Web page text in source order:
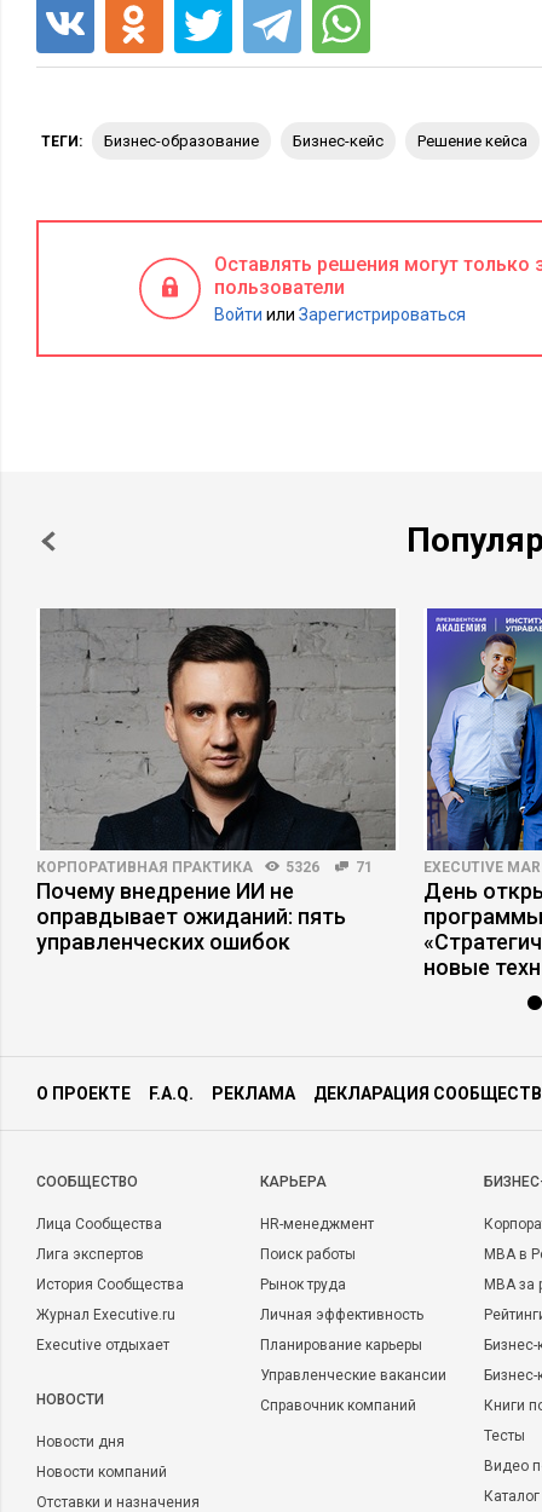
ТЕГИ: бизнес-образование бизнес-кейс решение кейса
Оставлять решения могут только
пользователи
Войти или Зарегистрироваться
КОРПОРАТИВНАЯ ПРАКТИКА 5326 71
Почему внедрение ИИ не
оправдывает ожиданий: пять
управленческих ошибок
EXECUTIVE
День
новые
О ПРОЕКТЕ F.A.Q. РЕКЛАМА ДЕКЛАРАЦИЯ
CООБЩЕСТВО
Лица Сообщества
Лига экспертов
История Сообщества
Журнал Executive.ru
Executive отдыхает
НОВОСТИ
Новости дня
Новости компаний
Отставки и назначения
КАРЬЕРА
HR-менеджмент
Поиск работы
Рынок труда
Личная эффективность
Планирование карьеры
Управленческие вакансии
Справочник компаний
MBA в
MBA
Бизнес-
Книги
Тесты
Видео